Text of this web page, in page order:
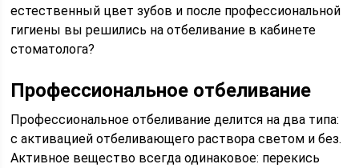
естественный цвет зубов и после профессиональной
гигиены вы решились на отбеливание в кабинете
стоматолога?
Профессиональное отбеливание
Профессиональное отбеливание делится на два типа:
с активацией отбеливающего раствора светом и без.
Активное вещество всегда одинаковое: перекись